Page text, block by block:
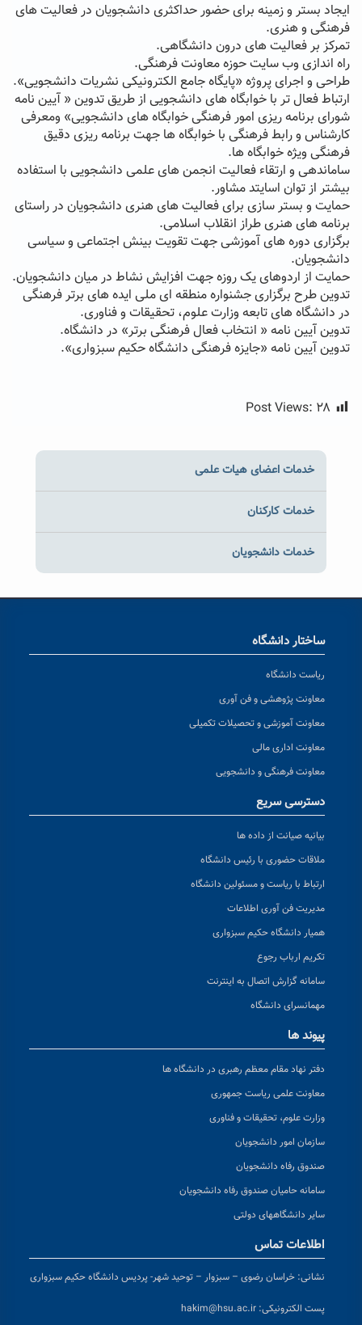
ایجاد بستر و زمینه برای حضور حداکثری دانشجویان در فعالیت های
فرهنگی و هنری.
تمرکز بر فعالیت های درون دانشگاهی.
راه اندازی وب سایت حوزه معاونت فرهنگی.
طراحی و اجرای پروژه «پایگاه جامع الکترونیکی نشریات دانشجویی».
ارتباط فعال تر با خوابگاه های دانشجویی از طریق تدوین « آیین نامه
شورای برنامه ریزی امور فرهنگی خوابگاه های دانشجویی» ومعرفی
کارشناس و رابط فرهنگی با خوابگاه ها جهت برنامه ریزی دقیق
فرهنگی ویژه خوابگاه ها.
ساماندهی و ارتقاء فعالیت انجمن های علمی دانشجویی با استفاده
بیشتر از توان اسایتد مشاور.
حمایت و بستر سازی برای فعالیت های هنری دانشجویان در راستای
برنامه های هنری طراز انقلاب اسلامی.
برگزاری دوره های آموزشی جهت تقویت بینش اجتماعی و سیاسی
دانشجویان.
حمایت از اردوهای یک روزه جهت افزایش نشاط در میان دانشجویان.
تدوین طرح برگزاری جشنواره منطقه ای ملی ایده های برتر فرهنگی
در دانشگاه های تابعه وزارت علوم، تحقیقات و فناوری.
تدوین آیین نامه « انتخاب فعال فرهنگی برتر» در دانشگاه.
تدوین آیین نامه «جایزه فرهنگی دانشگاه حکیم سبزواری».
Post Views: ۲۸
خدمات اعضای هیات علمی
خدمات کارکنان
خدمات دانشجویان
ساختار دانشگاه
ریاست دانشگاه
معاونت پژوهشی و فن آوری
معاونت آموزشی و تحصیلات تکمیلی
معاونت اداری مالی
معاونت فرهنگی و دانشجویی
دسترسی سریع
بیانیه صیانت از داده ها
ملاقات حضوری با رئیس دانشگاه
ارتباط با ریاست و مسئولین دانشگاه
مدیریت فن آوری اطلاعات
همیار دانشگاه حکیم سبزواری
تکریم ارباب رجوع
سامانه گزارش اتصال به اینترنت
مهمانسرای دانشگاه
پیوند ها
دفتر نهاد مقام معظم رهبری در دانشگاه ها
معاونت علمی ریاست جمهوری
وزارت علوم، تحقیقات و فناوری
سازمان امور دانشجویان
صندوق رفاه دانشجویان
سامانه حامیان صندوق رفاه دانشجویان
سایر دانشگاههای دولتی
اطلاعات تماس
نشانی: خراسان رضوی – سبزوار – توحید شهر- پردیس دانشگاه حکیم سبزواری
پست الکترونیکی: hakim@hsu.ac.ir